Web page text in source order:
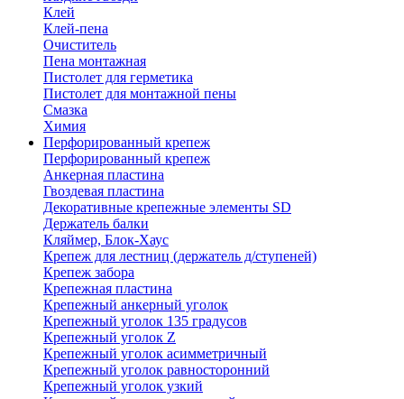
Клей
Клей-пена
Очиститель
Пена монтажная
Пистолет для герметика
Пистолет для монтажной пены
Смазка
Химия
Перфорированный крепеж
Перфорированный крепеж
Анкерная пластина
Гвоздевая пластина
Декоративные крепежные элементы SD
Держатель балки
Кляймер, Блок-Хаус
Крепеж для лестниц (держатель д/ступеней)
Крепеж забора
Крепежная пластина
Крепежный анкерный уголок
Крепежный уголок 135 градусов
Крепежный уголок Z
Крепежный уголок асимметричный
Крепежный уголок равносторонний
Крепежный уголок узкий